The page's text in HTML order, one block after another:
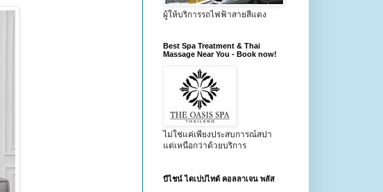
ผู้ให้บริการรถไฟฟ้าสายสีแดง
Best Spa Treatment & Thai
Massage Near You - Book now!
ไม่ใช่แค่เพียงประสบการณ์สปา
แต่เหนือกว่าด้วยบริการ
บีไชน์ ไดเปปไทด์ คอลลาเจน พลัส